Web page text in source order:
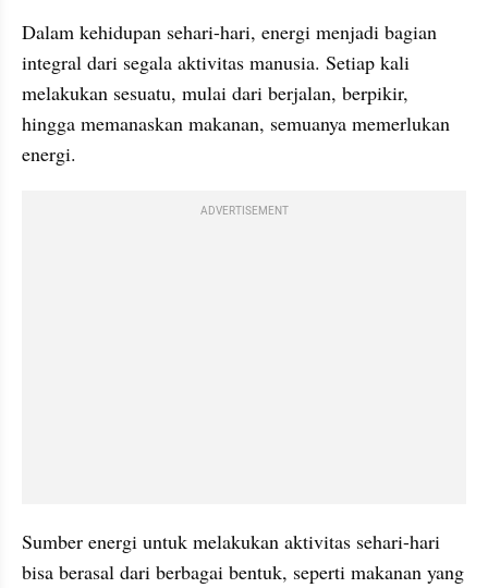
Dalam kehidupan sehari-hari, energi menjadi bagian
integral dari segala aktivitas manusia. Setiap kali
melakukan sesuatu, mulai dari berjalan, berpikir,
hingga memanaskan makanan, semuanya memerlukan
energi.
ADVERTISEMENT
Sumber energi untuk melakukan aktivitas sehari-hari
bisa berasal dari berbagai bentuk, seperti makanan yang